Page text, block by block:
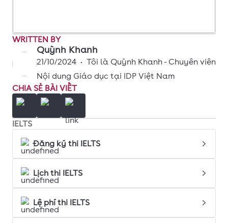
WRITTEN BY
Quỳnh Khanh
21/10/2024 • Tôi là Quỳnh Khanh - Chuyên viên
Nội dung Giáo dục tại IDP Việt Nam
CHIA SẺ BÀI VIẾT
IELTS
Đăng ký thi IELTS
Lịch thi IELTS
Lệ phí thi IELTS